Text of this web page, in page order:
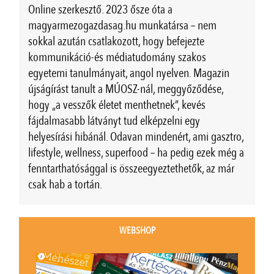
Online szerkesztő. 2023 ősze óta a
magyarmezogazdasag.hu munkatársa – nem
sokkal azután csatlakozott, hogy befejezte
kommunikáció-és médiatudomány szakos
egyetemi tanulmányait, angol nyelven. Magazin
újságírást tanult a MÚOSZ-nál, meggyőződése,
hogy „a vesszők életet menthetnek”, kevés
fájdalmasabb látványt tud elképzelni egy
helyesírási hibánál. Odavan mindenért, ami gasztro,
lifestyle, wellness, superfood – ha pedig ezek még a
fenntarthatósággal is összeegyeztethetők, az már
csak hab a tortán.
WEBSHOP